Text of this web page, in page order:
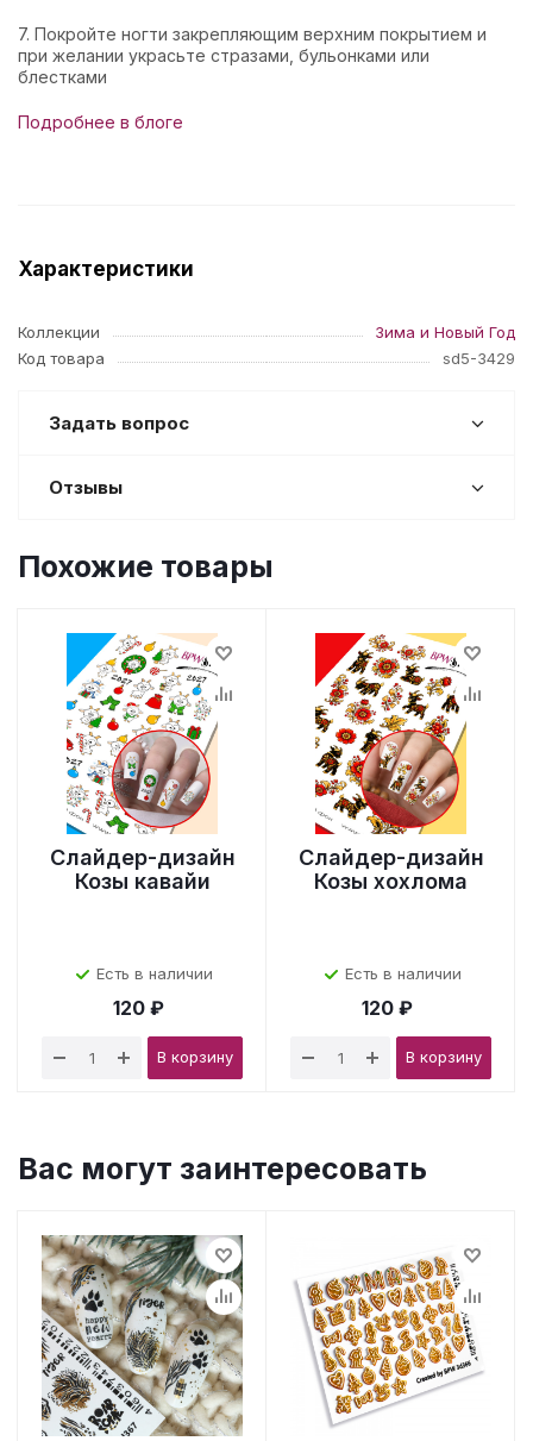
7. Покройте ногти закрепляющим верхним покрытием и
при желании украсьте стразами, бульонками или
блестками
Подробнее в блоге
Характеристики
Коллекции
Зима и Новый Год
Код товара
sd5-3429
Задать вопрос
Отзывы
Похожие товары
Слайдер-дизайн
Козы кавайи
Есть в наличии
120 ₽
В корзину
Слайдер-дизайн
Козы хохлома
Есть в наличии
120 ₽
В корзину
Вас могут заинтересовать